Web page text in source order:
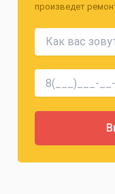
произведет